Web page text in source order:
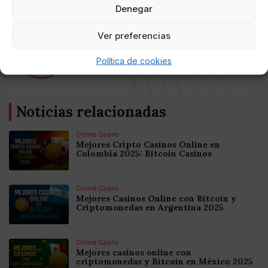
Denegar
Ver preferencias
Política de cookies
Tristancho
Noticias relacionadas
Online Casino
Mejores Cripto Casinos Online en
Colombia 2025: Bitcoin Casinos
Online Casino
Mejores Casinos Online con Bitcoin y
Criptomonedas en Argentina 2025
Online Casino
Mejores casinos online con
criptomonedas y Bitcoin en México 2025